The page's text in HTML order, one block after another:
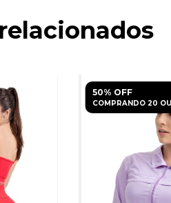
50% OFF
COMPRANDO 20